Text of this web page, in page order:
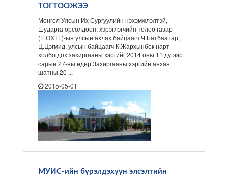
ТОГТООЖЭЭ
Монгол Улсын Их Сургуулийн нэхэмжлэлтэй,
Шударга өрсөлдөөн, хэрэглэгчийн төлөө газар
(ШӨХТГ)-ын улсын ахлах байцаагч Ч.Батбаатар,
Ц.Цэгмид, улсын байцаагч К.Жархынбек нарт
холбогдох захиргааны хэргийг 2014 оны 11 дүгээр
сарын 27-ны өдөр Захиргааны хэргийн анхан
шатны 20 ...
2015-05-01
МУИС-ийн бүрэлдэхүүн элсэлтийн